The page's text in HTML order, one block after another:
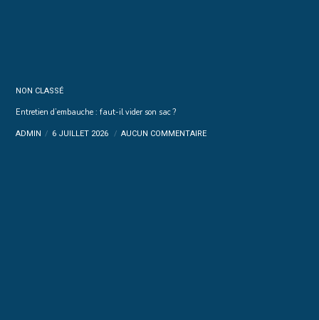
NON CLASSÉ
Entretien d’embauche : faut-il vider son sac ?
ADMIN 6 JUILLET 2026 AUCUN COMMENTAIRE